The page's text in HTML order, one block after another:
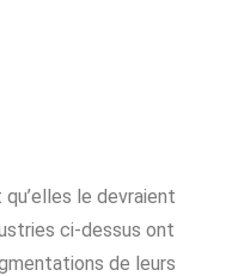
le devraient
ci-dessus ont
de leurs